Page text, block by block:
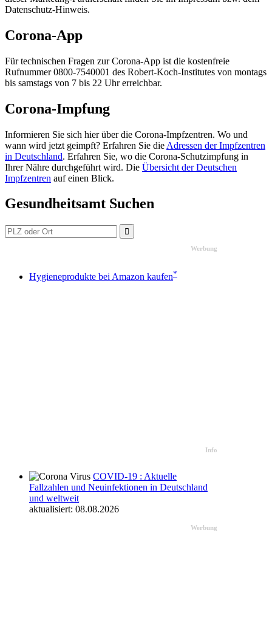
Datenschutz-Hinweis.
Corona-App
Für technischen Fragen zur Corona-App ist die kostenfreie
Rufnummer 0800-7540001 des Robert-Koch-Institutes von montags
bis samstags von 7 bis 22 Uhr erreichbar.
Corona-Impfung
Informieren Sie sich hier über die Corona-Impfzentren. Wo und
wann wird jetzt geimpft? Erfahren Sie die Adressen der Impfzentren
in Deutschland. Erfahren Sie, wo die Corona-Schutzimpfung in
Ihrer Nähre durchgeführt wird. Die Übersicht der Deutschen
Impfzentren auf einen Blick.
Gesundheitsamt Suchen
Werbung
Hygieneprodukte bei Amazon kaufen*
Info
COVID-19 : Aktuelle
Fallzahlen und Neuinfektionen in Deutschland
und weltweit
aktualisiert: 08.08.2026
Werbung